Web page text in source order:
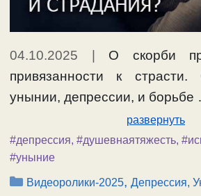
04.10.2025 | О скорби
привязанности к
унынии, депрессии, и борьбе
развернуть
#депрессия, #душевнаятяжесть,
#уныние
Рубрики
Видеоролики-2025,Депрессия,